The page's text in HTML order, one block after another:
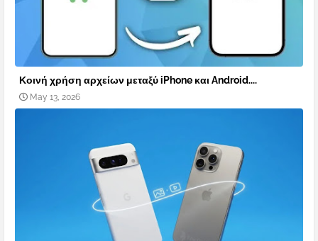
Κοινή χρήση αρχείων μεταξύ iPhone και Android....
May 13, 2026